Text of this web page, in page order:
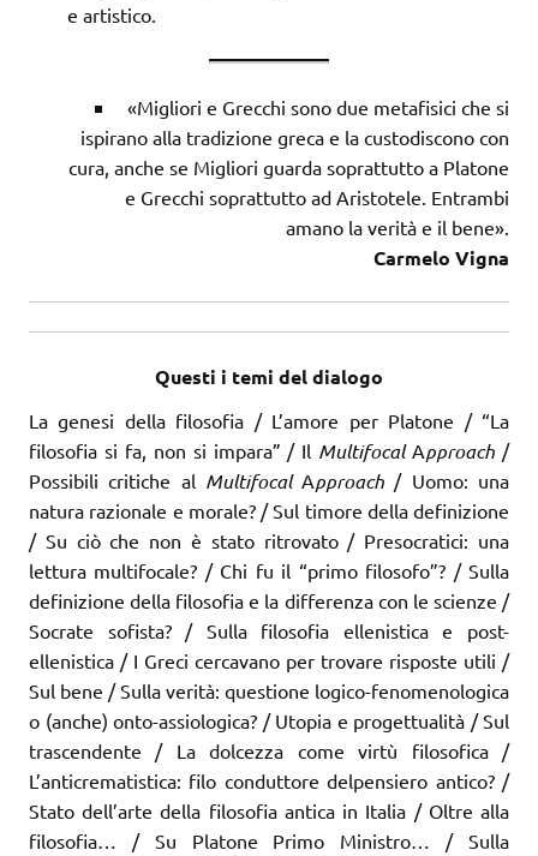
e artistico.
«Migliori e Grecchi sono due metafisici che si
ispirano alla tradi­zione greca e la custodiscono con
cura, anche se Migliori guarda soprattutto a Platone
e Grecchi soprattutto ad Aristotele. Entrambi
amano la verità e il bene».
Carmelo Vigna
Questi i temi del dialogo
La genesi della filosofia / L’amore per Platone / “La
filosofia si fa, non si impara” / Il MultifocalApproach /
Possibili critiche al MultifocalApproach / Uomo: una
natura razionale e morale? / Sul timore della definizione
/ Su ciò che non è stato ritrovato / Presocratici: una
lettura multifocale? / Chi fu il “primo filosofo”? / Sulla
definizione della filosofia e la differenza con le scienze /
Socrate sofista? / Sulla filosofia ellenistica e post-
ellenistica / I Greci cercavano per trovare risposte utili /
Sul bene / Sulla verità: questione logico-fenomenologica
o (anche) onto-assiologica? / Utopia e progettualità / Sul
trascendente / La dolcezza come virtù filosofica /
L’anticrematistica: filo conduttore delpensiero antico? /
Stato dell’arte della filosofia antica in Italia / Oltre alla
filosofia… / Su Platone Primo Ministro… / Sulla